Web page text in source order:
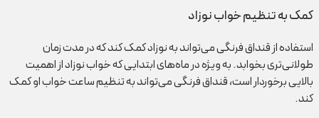
کمک به تنظیم خواب نوزاد
استفاده از قنداق فرنگی می‌تواند به نوزاد کمک کند که در مدت زمان
طولانی‌تری بخوابد. به ویژه در ماه‌های ابتدایی که خواب نوزاد از اهمیت
بالایی برخوردار است، قنداق فرنگی می‌تواند به تنظیم ساعت خواب او کمک
کند.